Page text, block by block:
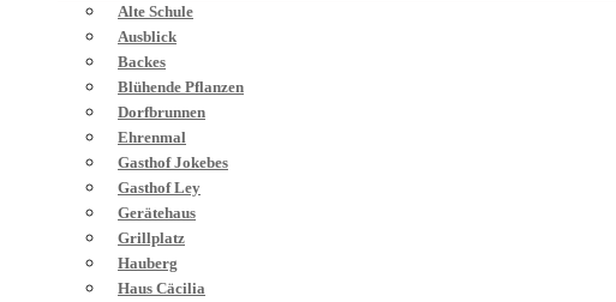
Alte Schule
Ausblick
Backes
Blühende Pflanzen
Dorfbrunnen
Ehrenmal
Gasthof Jokebes
Gasthof Ley
Gerätehaus
Grillplatz
Hauberg
Haus Cäcilia